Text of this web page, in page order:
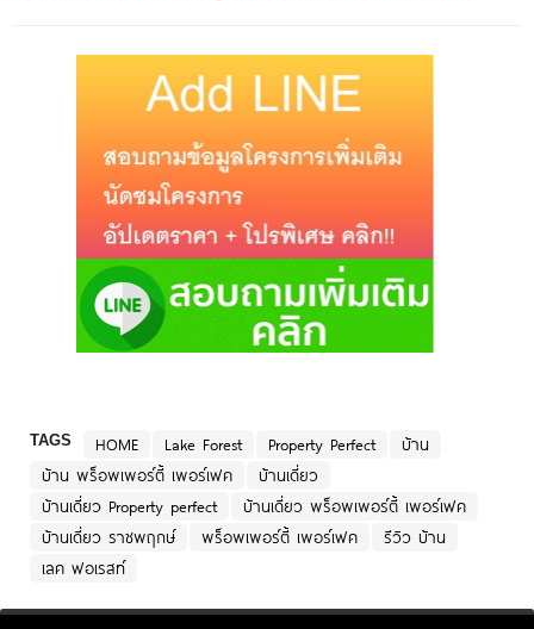
TAGS HOME Lake Forest Property Perfect
บ้าน
บ้าน พร็อพเพอร์ตี้ เพอร์เฟค
บ้านเดี่ยว
บ้านเดี่ยว Property perfect
บ้านเดี่ยว พร็อพเพอร์ตี้ เพอร์เฟค
บ้านเดี่ยว ราชพฤกษ์
พร็อพเพอร์ตี้ เพอร์เฟค
รีวิว บ้าน
เลค ฟอเรสท์